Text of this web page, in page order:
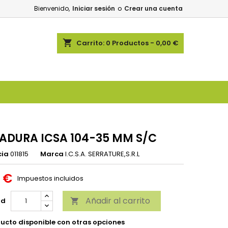
Bienvenido, Iniciar sesión o Crear una cuenta
shopping_cart Carrito: 0 Productos - 0,00 €
ICSA 104-35 MM S/C
011815 Marca I.C.S.A. SERRATURE,S.R.L
€ Impuestos incluidos
 Añadir al carrito
disponible con otras opciones